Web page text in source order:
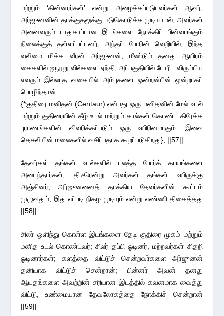
மற்றும் ‘கின்னரர்கள்’ என்று அழைக்கப்படுபவர்கள் ஆவர்;
அர்ஜுனனின் தாக்குதலுக்கு ஈடுகொடுக்க முடியாமல், அவர்கள்
அனைவரும் பாதுகாப்பான இடங்களை நோக்கிப் பின்வாங்கும்
நிலைக்குத் தள்ளப்பட்டனர்; அந்தப் போரின் வெறியில், இந்த
வலிமை மிக்க வீரன் அர்ஜுனன், மீண்டும் தனது ஆயிரம்
கைகளில் ஐநூறு வில்களை ஏந்தி, அப்பகுதியில் போரிட விரும்பிய
எவரும் இல்லாத வகையில் அம்புகளை ஒன்றன்பின் ஒன்றாகப்
பொழிந்தான்.
{*குதிரை மனிதன் (Centaur) என்பது ஒரு மனிதனின் மேல் உடல்
மற்றும் குதிரையின் கீழ் உடல் மற்றும் கால்கள் கொண்ட கிரேக்க
புராணங்களின் விவரிக்கப்படும் ஒரு உயிரினமாகும். இவை
தெசலியின் மலைகளில் வசிப்பதாக கூறப்படுகிறது}, ||57||
தேவர்கள் தங்கள் உடல்களில் பலத்த போர்க் காயங்களை
அடைந்தார்கள்; திடீரென்று அவர்கள் தங்கள் உயிருக்கு
அஞ்சினர்; அர்ஜுனனைத் தாக்கிய தேவர்களின் கூட்டம்
முழுவதும், இது எப்படி நிகழ முடியும் என்று எண்ணி திகைத்தது
||58||
சிலர் ஒளிந்து கொள்ள இடங்களை தேடி குதிரை முகம் மற்றும்
மனித உடல் கொண்டவர்; சிலர் தப்பி ஓடினர், மற்றவர்கள் சிதறி
ஓடினார்கள்; களத்தை விட்டுச் சென்றவர்களை அர்ஜுனன்
தனியாக விட்டுச் சென்றான்; பின்னர் அவன் தனது
ஆயுதங்களை அவற்றின் சரியான இடத்தில் கவனமாக வைத்து
விட்டு, உண்மையான தேவலோகத்தை நோக்கிச் சென்றான்
||59||